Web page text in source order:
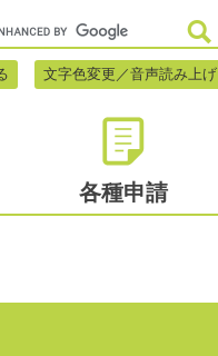
文字色変更／音声読み上げ
各種申請